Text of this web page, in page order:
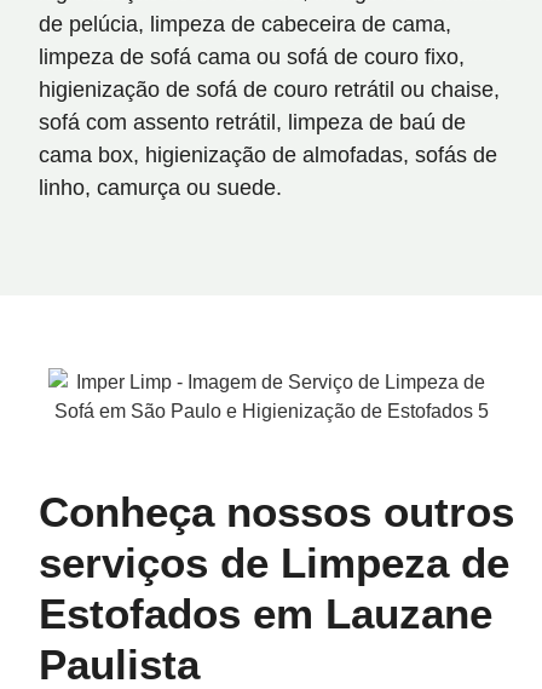
de pelúcia, limpeza de cabeceira de cama,
limpeza de sofá cama ou sofá de couro fixo,
higienização de sofá de couro retrátil ou chaise,
sofá com assento retrátil, limpeza de baú de
cama box, higienização de almofadas, sofás de
linho, camurça ou suede.
Conheça nossos outros
serviços de Limpeza de
Estofados em Lauzane
Paulista